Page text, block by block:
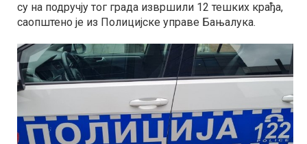
су на подручју тог града извршили 12 тешких крађа,
саопштено је из Полицијске управе Бањалука.